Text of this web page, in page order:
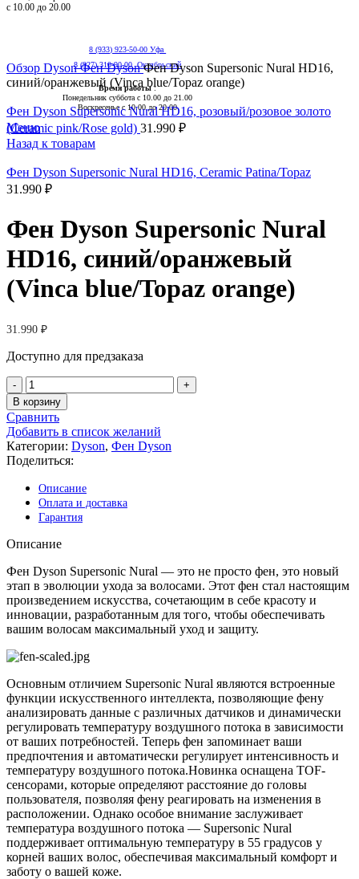
с 10.00 до 20.00
8 (933) 923-50-00 Уфа
8 (927) 310-90-00 Октябрьский
Время работы:
Понедельник суббота с 10.00 до 21.00
Воскресенье с 10.00 до 20.00
Меню
Нажмите, чтобы увеличить
Обзор DysonФен DysonФен Dyson Supersonic Nural HD16,
синий/оранжевый (Vinca blue/Topaz orange)
Фен Dyson Supersonic Nural HD16, розовый/розовое золото
(Ceramic pink/Rose gold) 31.990 ₽
Назад к товарам
Фен Dyson Supersonic Nural HD16, Ceramic Patina/Topaz
31.990 ₽
Фен Dyson Supersonic Nural
HD16, синий/оранжевый
(Vinca blue/Topaz orange)
31.990 ₽
Доступно для предзаказа
Количество
товара
Фен
Dyson
Supersonic
Nural
HD16,
синий/
оранжевый
(Vinca
blue/Topaz
orange)
В корзину
Сравнить
Добавить в список желаний
Категории: Dyson, Фен Dyson
Поделиться:
Описание
Оплата и доставка
Гарантия
Описание
Фен Dyson Supersonic Nural — это не просто фен, это новый
этап в эволюции ухода за волосами. Этот фен стал настоящим
произведением искусства, сочетающим в себе красоту и
инновации, разработанным для того, чтобы обеспечивать
вашим волосам максимальный уход и защиту.
Основным отличием Supersonic Nural являются встроенные
функции искусственного интеллекта, позволяющие фену
анализировать данные с различных датчиков и динамически
регулировать температуру воздушного потока в зависимости
от ваших потребностей. Теперь фен запоминает ваши
предпочтения и автоматически регулирует интенсивность и
температуру воздушного потока.Новинка оснащена TOF-
сенсорами, которые определяют расстояние до головы
пользователя, позволяя фену реагировать на изменения в
расположении. Однако особое внимание заслуживает
температура воздушного потока — Supersonic Nural
поддерживает оптимальную температуру в 55 градусов у
корней ваших волос, обеспечивая максимальный комфорт и
заботу о вашей коже.